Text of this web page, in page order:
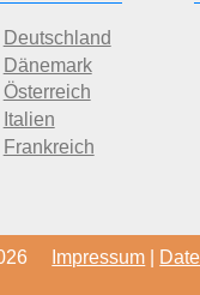
Deutschland
Dänemark
Österreich
Italien
Frankreich
Impressum